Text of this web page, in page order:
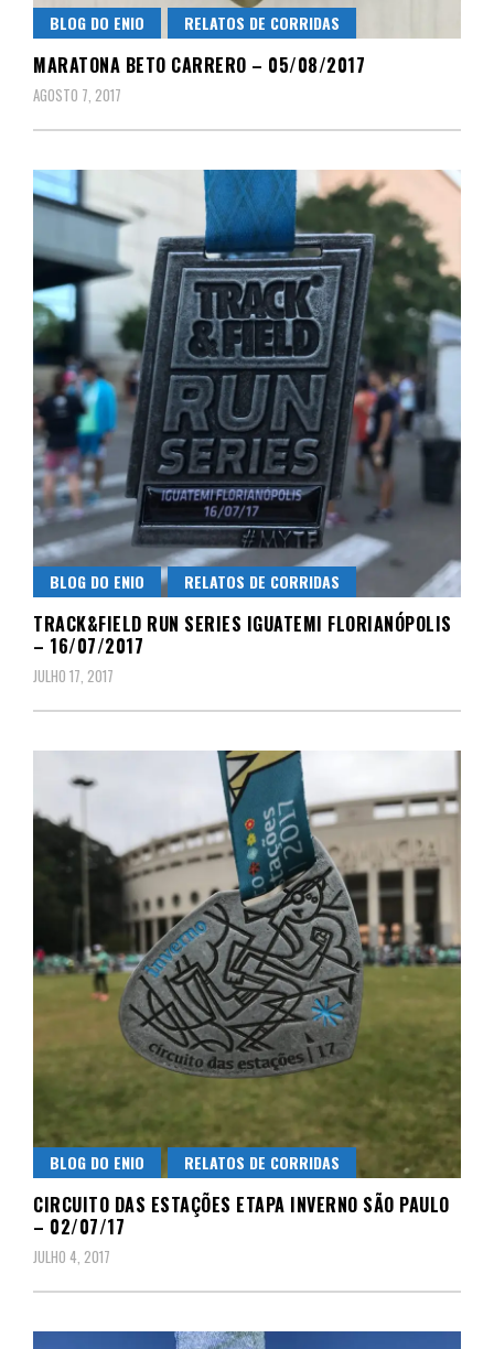
BLOG DO ENIO RELATOS DE CORRIDAS
MARATONA BETO CARRERO – 05/08/2017
AGOSTO 7, 2017
BLOG DO ENIO RELATOS DE CORRIDAS
TRACK&FIELD RUN SERIES IGUATEMI FLORIANÓPOLIS
– 16/07/2017
JULHO 17, 2017
BLOG DO ENIO RELATOS DE CORRIDAS
CIRCUITO DAS ESTAÇÕES ETAPA INVERNO SÃO PAULO
– 02/07/17
JULHO 4, 2017